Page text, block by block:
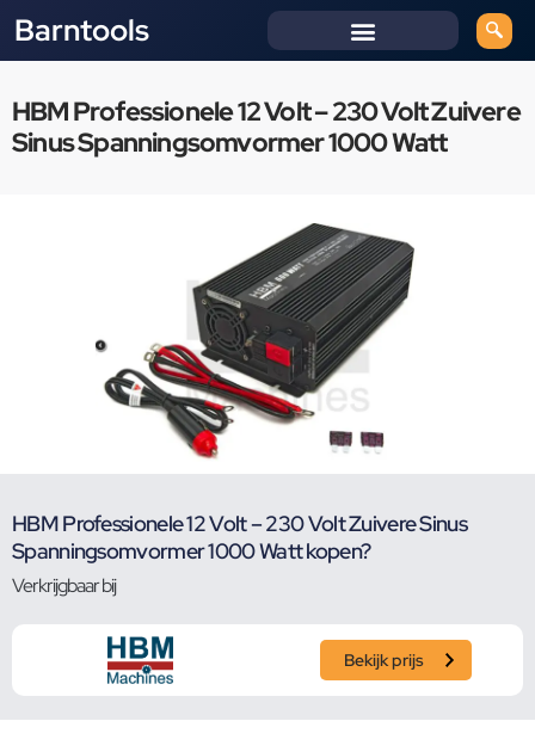
Barntools
HBM Professionele 12 Volt – 230 Volt Zuivere
Sinus Spanningsomvormer 1000 Watt
HBM Professionele 12 Volt – 230 Volt Zuivere Sinus
Spanningsomvormer 1000 Watt kopen?
Verkrijgbaar bij
Bekijk prijs